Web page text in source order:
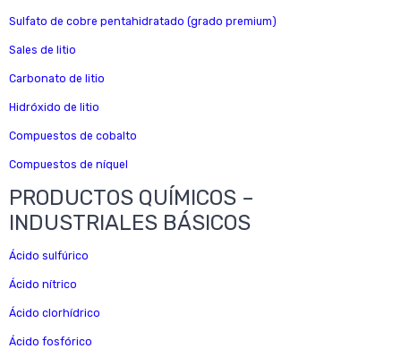
Sulfato de cobre pentahidratado (grado premium)
Sales de litio
Carbonato de litio
Hidróxido de litio
Compuestos de cobalto
Compuestos de níquel
PRODUCTOS QUÍMICOS –
INDUSTRIALES BÁSICOS
Ácido sulfúrico
Ácido nítrico
Ácido clorhídrico
Ácido fosfórico